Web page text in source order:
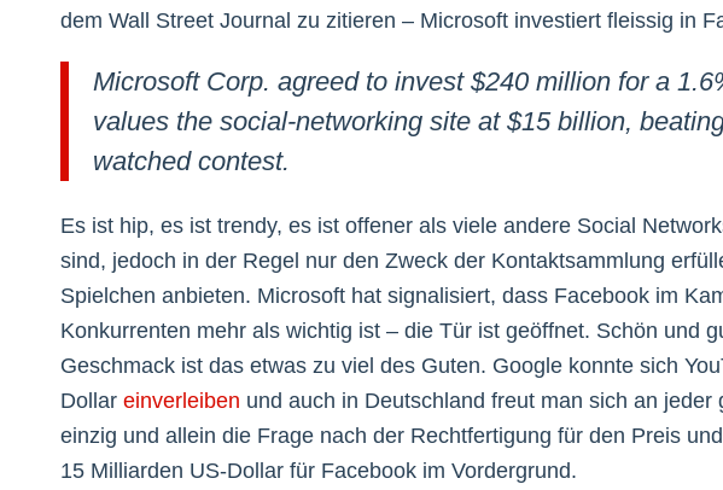
dem Wall Street Journal zu zitieren – Microsoft investiert fleissig in
Microsoft Corp. agreed to invest $240 million for a
values the social-networking site at $15 billion,
watched contest.
Es ist hip, es ist trendy, es ist offener als viele andere Social
sind, jedoch in der Regel nur den Zweck der Kontaktsammlung
Spielchen anbieten. Microsoft hat signalisiert, dass Facebook im
Konkurrenten mehr als wichtig ist – die Tür ist geöffnet. Schön und
Geschmack ist das etwas zu viel des Guten. Google konnte sich
Dollar einverleiben und auch in Deutschland freut man sich an
einzig und allein die Frage nach der Rechtfertigung für den Preis
15 Milliarden US-Dollar für Facebook im Vordergrund.